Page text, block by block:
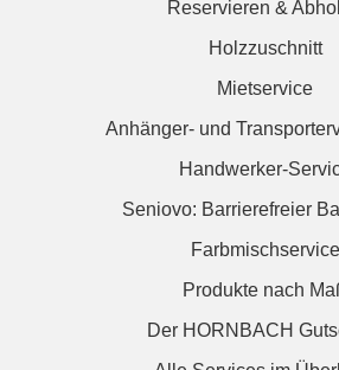
Reservieren &
Holzzuschnitt
Mietservice
Anhänger- und
Handwerker-
Seniovo: Barrierefreier
Farbmischservice
Produkte nach
Der HORNBACH